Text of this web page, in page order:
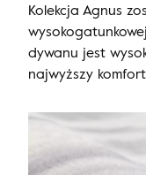
Kolekcja Agnus
dywanu jest
najwyższy